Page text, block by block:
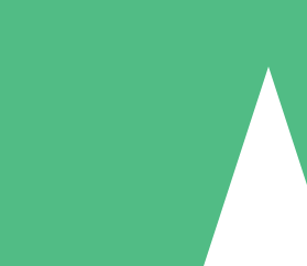
Packs de Crédits
à l'utilisation avec des crédits de
5 Téléchargements
US$